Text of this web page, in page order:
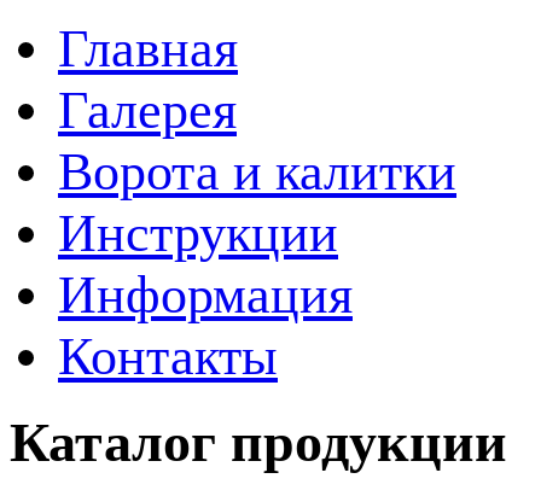
Главная
Галерея
Ворота и калитки
Инструкции
Информация
Контакты
Каталог продукции